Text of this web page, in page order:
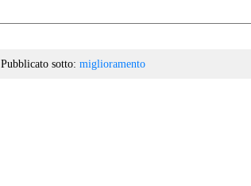
Pubblicato sotto: miglioramento